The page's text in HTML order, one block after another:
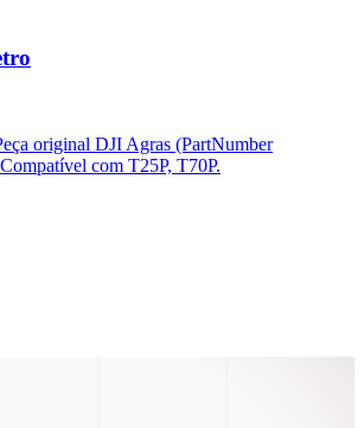
original DJI Agras (PartNumber
com T25P, T70P.